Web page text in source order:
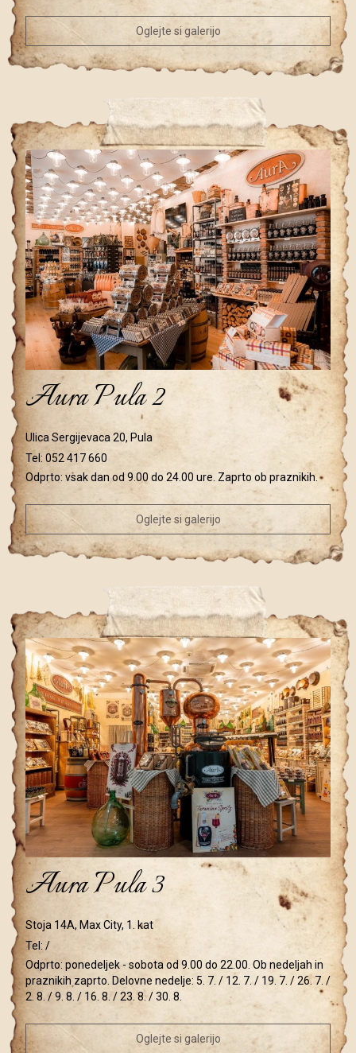
Oglejte si galerijo
Aura Pula 2
Ulica Sergijevaca 20, Pula
Tel: 052 417 660
Odprto: vsak dan od 9.00 do 24.00 ure. Zaprto ob praznikih.
Oglejte si galerijo
Aura Pula 3
Stoja 14A, Max City, 1. kat
Tel: /
Odprto: ponedeljek - sobota od 9.00 do 22.00. Ob nedeljah in
praznikih zaprto. Delovne nedelje: 5. 7. / 12. 7. / 19. 7. / 26. 7. /
2. 8. / 9. 8. / 16. 8. / 23. 8. / 30. 8.
Oglejte si galerijo